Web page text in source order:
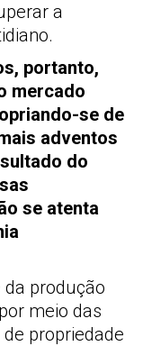
a
portanto,
mercado
se de
adventos
do
se atenta
da produção
meio das
propriedade